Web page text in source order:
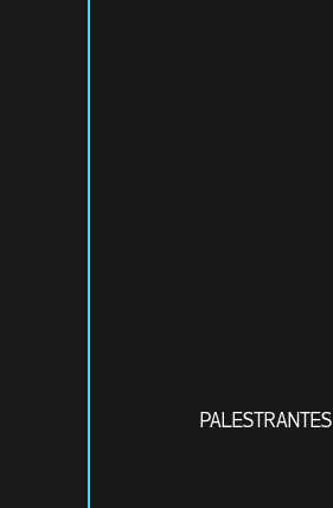
PALESTRANTES